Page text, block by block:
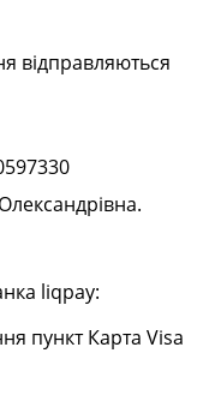
відправляються
liqpay:
пункт Карта Visa